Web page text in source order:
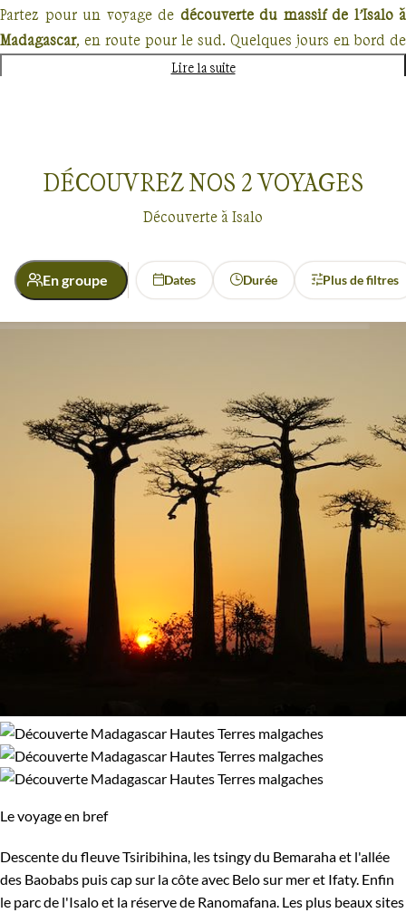
Partez pour un voyage de découverte du massif de l’Isalo à
Madagascar, en route pour le sud. Quelques jours en bord de
mer sur les plages du magnifiquecanal du Mozambique
désertiques. C’est le pays des chercheurs de saphirs. Pour
découvrir le massif de l’Isalo, rendez-vous à l’entrée du parc
incomparable du massif de l’Isalo, cascade des Nymphes,
piscine naturelle, forêt de Namaza, sans oublier quelques
les grimpeurs et aventuriers. C’est l’un des endroits magiques
et tranquilles de Madagascar. Les ethnies Betsileo et Bara
règnent dans cette vallée. Là, on peut découvrir différents
paysages de la forêt sacrée, aux palmiers qui poussent en
haute montagne, avec de superbes points de vue.
est la capitale de l’artisanat, on peut s’y balader
pour découvrir l’art de sculpter de marqueter. La route qui
mène à Antsirabe permet de randonner sur la piste des
volcans pour apprécier le magnifique paysage volcanique de
la région. A travers les hautes terres rouges du plateau central
conducteur de ce peuple métissé, culturellement hétéroclite,
mais ô combien attachant.
Lire la suite
DÉCOUVREZ NOS 2VOYAGES
Découverte à Isalo
En groupe Dates Durée Plus de filtres
Confort
Supérieur
Environnement
Bord de mer et îles Forêts, collines, rivières et lacs
Le voyage en bref
Descente du fleuve Tsiribihina, les tsingy du Bemaraha et l'allée
des Baobabs puis cap sur la côte avec Belo sur mer et Ifaty. Enfin
le parc de l'Isalo et la réserve de Ranomafana. Les plus beaux sites